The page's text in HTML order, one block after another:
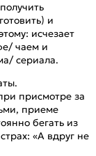
и
исчезает
чаем и
сериала.
присмотре за
приеме
бегать из
«А вдруг не